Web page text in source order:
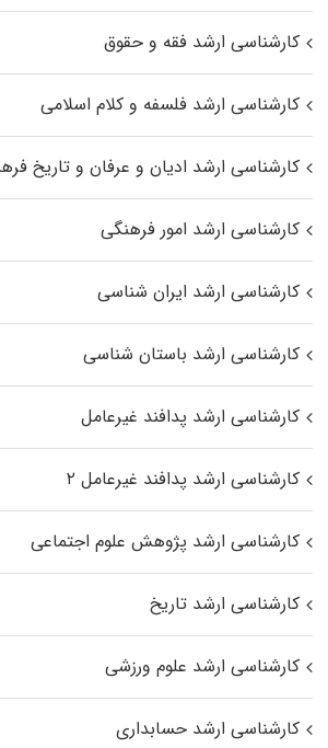
کارشناسی ارشد فقه و حقوق
کارشناسی ارشد فلسفه و کلام اسلامی
کارشناسی ارشد ادیان و عرفان و تاریخ
کارشناسی ارشد امور فرهنگی
کارشناسی ارشد ایران شناسی
کارشناسی ارشد باستان شناسی
کارشناسی ارشد پدافند غیرعامل
کارشناسی ارشد پدافند غیرعامل ۲
کارشناسی ارشد پژوهش علوم اجتماعی
کارشناسی ارشد تاریخ
کارشناسی ارشد علوم ورزشی
کارشناسی ارشد حسابداری